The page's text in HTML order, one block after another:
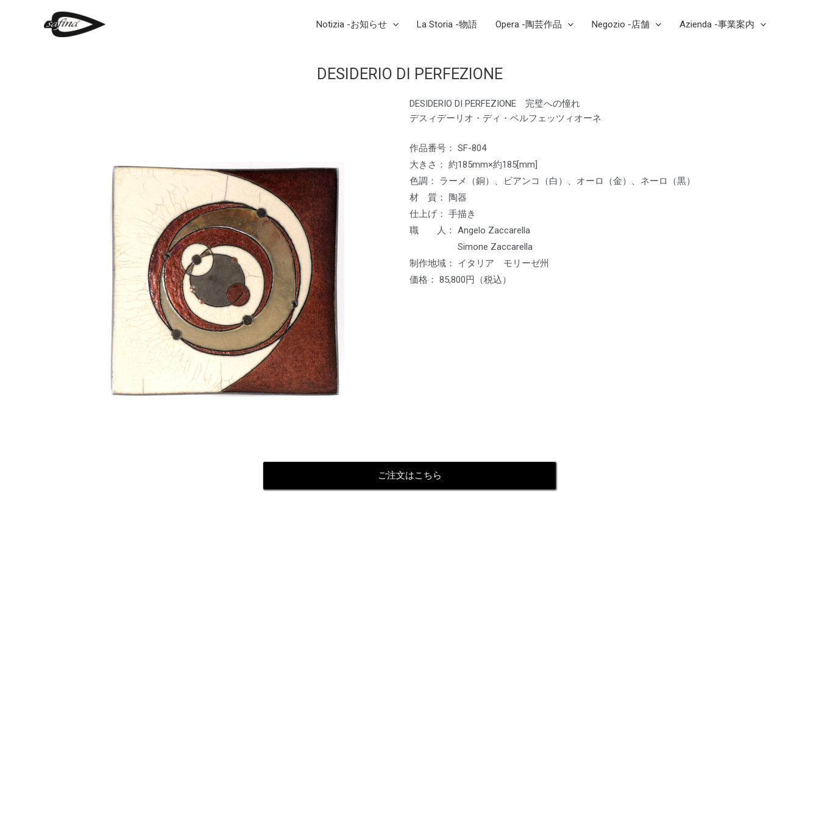
Notizia -お知らせ La Storia -物語 Opera -陶芸作品 Negozio -店舗 Azienda -事業案内
DESIDERIO DI PERFEZIONE
DESIDERIO DI PERFEZIONE 完璧への憧れ
デスィデーリオ・ディ・ペルフェッツィオーネ
作品番号： SF-804
大きさ： 約185mm×約185[mm]
色調： ラーメ（銅）、ビアンコ（白）、オーロ（金）、ネーロ（黒）
材 質： 陶器
仕上げ： 手描き
職 人： Angelo Zaccarella
Simone Zaccarella
制作地域： イタリア モリーゼ州
価格： 85,800円（税込）
ご注文はこちら